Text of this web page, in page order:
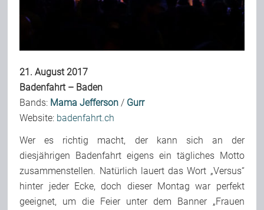
Backstage
Kontakt
Team
Join Us
21. August 2017
Badenfahrt – Baden
Bands: Mama Jefferson / Gurr
Website: badenfahrt.ch
Wer es richtig macht, der kann sich an der
diesjährigen Badenfahrt eigens ein tägliches Motto
zusammenstellen. Natürlich lauert das Wort „Versus“
hinter jeder Ecke, doch dieser Montag war perfekt
geeignet, um die Feier unter dem Banner „Frauen